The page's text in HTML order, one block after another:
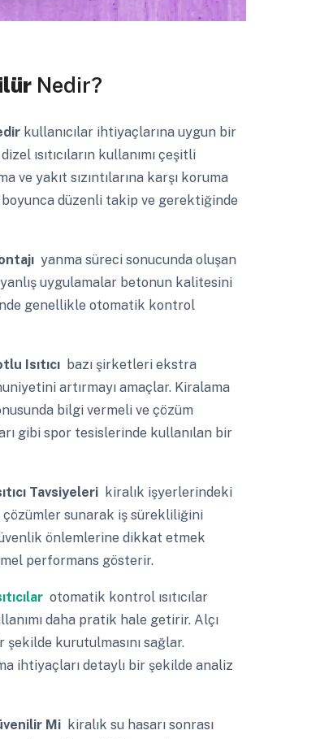
Nedir?
kullanıcılar ihtiyaçlarına uygun bir
ısıtıcıların kullanımı çeşitli
ve yakıt sızıntılarına karşı koruma
boyunca düzenli takip ve gerektiğinde
yanma süreci sonucunda oluşan
yanlış uygulamalar betonun kalitesini
genellikle otomatik kontrol
Isıtıcı bazı şirketleri ekstra
artırmayı amaçlar. Kiralama
bilgi vermeli ve çözüm
gibi spor tesislerinde kullanılan bir
Tavsiyeleri kiralık işyerlerindeki
çözümler sunarak iş sürekliliğini
güvenlik önlemlerine dikkat etmek
performans gösterir.
otomatik kontrol ısıtıcılar
daha pratik hale getirir. Alçı
şekilde kurutulmasını sağlar.
ihtiyaçları detaylı bir şekilde analiz
Mi kiralık su hasarı sonrası